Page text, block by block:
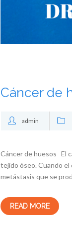
Cáncer de
admin
Cáncer de huesos El
tejido óseo. Cuando el
metástasis que se
READ MORE